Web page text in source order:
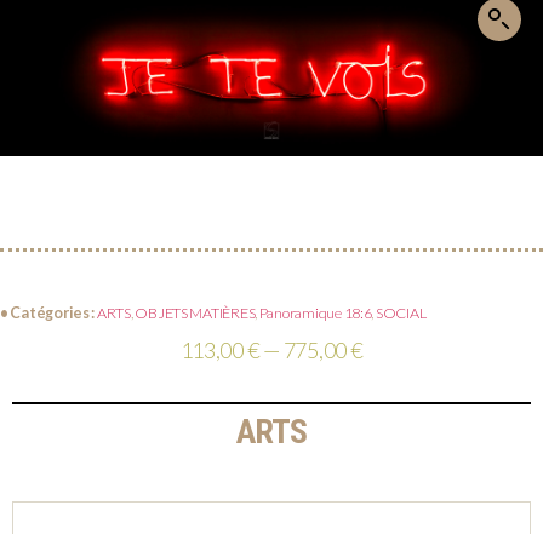
• Catégories :ARTS,OBJETS MATIÈRES, Panoramique 18:6, SOCIAL
113,00 € — 775,00 €
ARTS